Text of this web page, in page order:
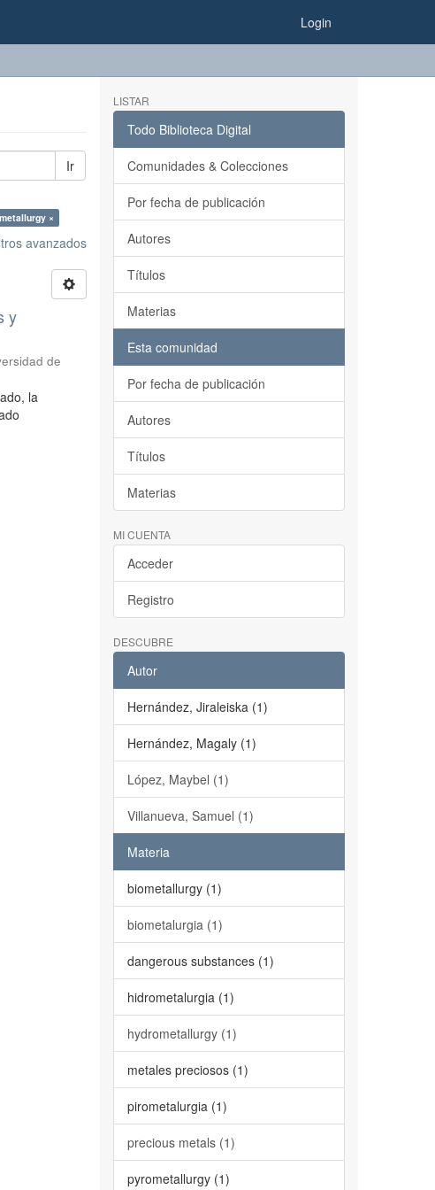
Login
Ir
×
avanzados
y
de
la
LISTAR
Todo Biblioteca Digital
Comunidades & Colecciones
Por fecha de publicación
Autores
Títulos
Materias
Esta comunidad
Por fecha de publicación
Autores
Títulos
Materias
MI CUENTA
Acceder
Registro
DESCUBRE
Autor
Hernández, Jiraleiska (1)
Hernández, Magaly (1)
López, Maybel (1)
Villanueva, Samuel (1)
Materia
biometallurgy (1)
biometalurgia (1)
dangerous substances (1)
hidrometalurgia (1)
hydrometallurgy (1)
metales preciosos (1)
pirometalurgia (1)
precious metals (1)
pyrometallurgy (1)